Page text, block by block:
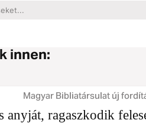
innen:
Magyar Bibliatársulat új
anyját, ragaszkodik